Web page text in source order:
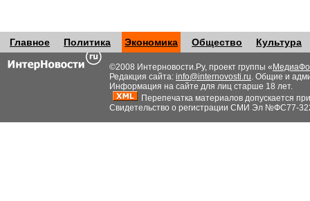
Главное Политика Экономика Общество Культура
©2008 Интерновости.Ру, проект группы «
Редакция сайта: info@internovosti.ru. Общие и
Информация на сайте для лиц старше 18 лет.
Перепечатка материалов допускается
Свидетельство о регистрации СМИ Эл №ФС77-